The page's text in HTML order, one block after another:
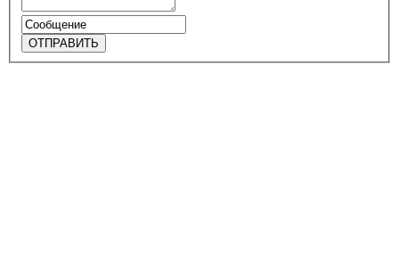
ОТПРАВИТЬ